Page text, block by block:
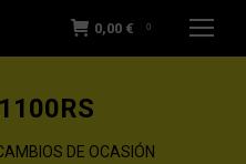
0,00 € 0
DE OCASIÓN